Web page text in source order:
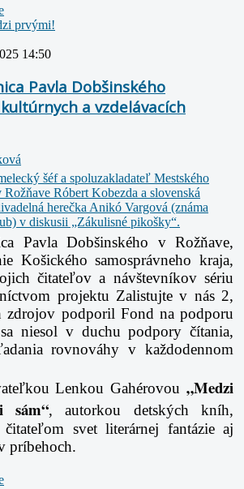
prvými!
14:50
Pavla Dobšinského
a vzdelávacích
Pavla Dobšinského v Rožňave,
Košickéhosamosprávneho kraja,
čitateľov a návštevníkov sériu
projektu Zalistujte v nás 2,
zdrojov podporil Fond na podporu
niesol v duchu podpory čítania,
rovnováhy v každodennom
Lenkou Gahérovou „Medzi
sám“, autorkou detských kníh,
svet literárnej fantázie aj
príbehoch.